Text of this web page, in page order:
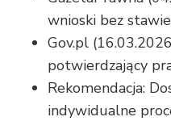
wnioski bez
Gov.pl
potwierdzający
Rekomendacja:
indywidualne